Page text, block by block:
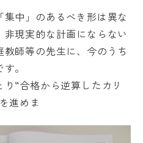
中」のあるべき形は異な
現実的な計画にならない
師等の先生に、今のうち
。
“合格から逆算したカリ
進めま